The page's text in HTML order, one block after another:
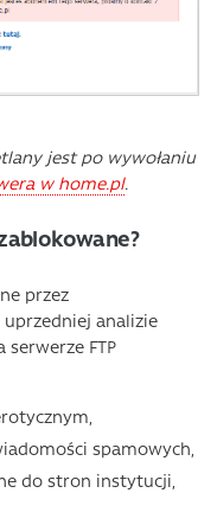
jest po wywołaniu
w home.pl.
przez
analizie
FTP
spamowych,
do stron instytucji,